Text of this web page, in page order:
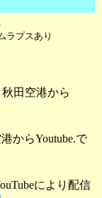
ラプスあり
秋田空港から
からYoutube.で
により配信